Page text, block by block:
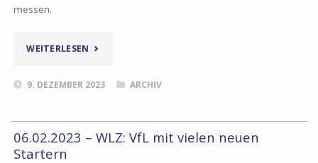
messen.
WEITERLESEN „09.
SCHWIMMWETTKAMPF
9. DEZEMBER 2023 ARCHIV
06.02.2023 – WLZ: VfL mit vielen neuen
Startern